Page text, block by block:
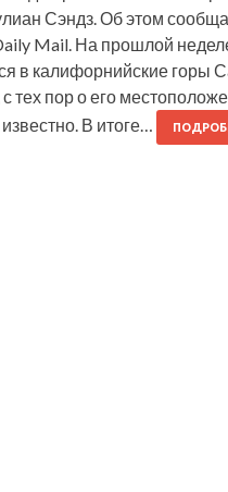
Сэндз. Об этом
Mail. На прошлой
в калифорнийские горы
с тех пор о его
В итоге…